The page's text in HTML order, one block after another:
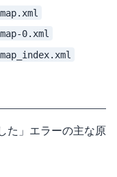
0.xml
た」エラーの主な原